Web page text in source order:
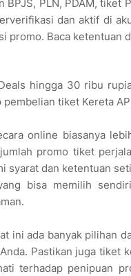
BPJS, PLN, PDAM,
dan aktif di
promo. Baca ketentuan
hingga 30 ribu
tiket Kereta
online biasanya
promo tiket
syarat dan ketentuan
bisa memilih
ini ada banyak pilihan
Pastikan juga tiket
terhadap penipuan